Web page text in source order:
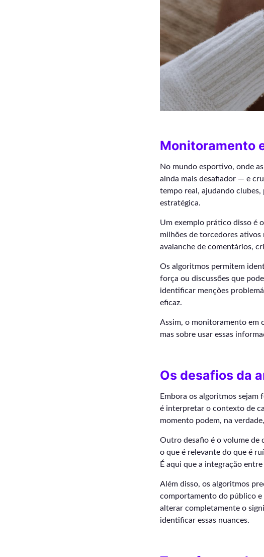
Monitoramento
No mundo esportivo, onde
ainda mais desafiador — e
tempo real, ajudando clubes,
estratégica.
Um exemplo prático disso é
milhões de torcedores ativos
avalanche de comentários,
Os algoritmos permitem
força ou discussões que
identificar menções
eficaz.
Assim, o monitoramento em
mas sobre usar essas
Os desafios da
Embora os algoritmos sejam
é interpretar o contexto de
momento podem, na
Outro desafio é o volume de
o que é relevante do que é
É aqui que a integração
Além disso, os algoritmos
comportamento do público e
alterar completamente o
identificar essas nuances.